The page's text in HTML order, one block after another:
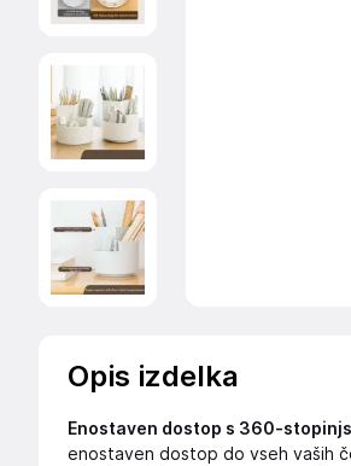
Opis izdelka
Enostaven dostop s 360-
enostaven dostop do vseh vaših